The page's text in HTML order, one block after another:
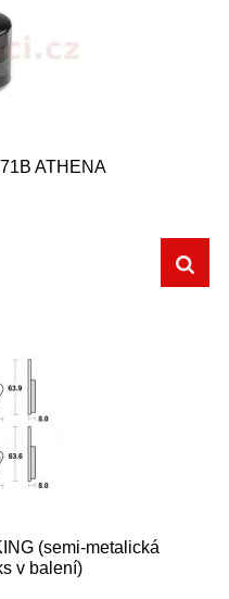
ATHENA
(semi-metalická
v balení)